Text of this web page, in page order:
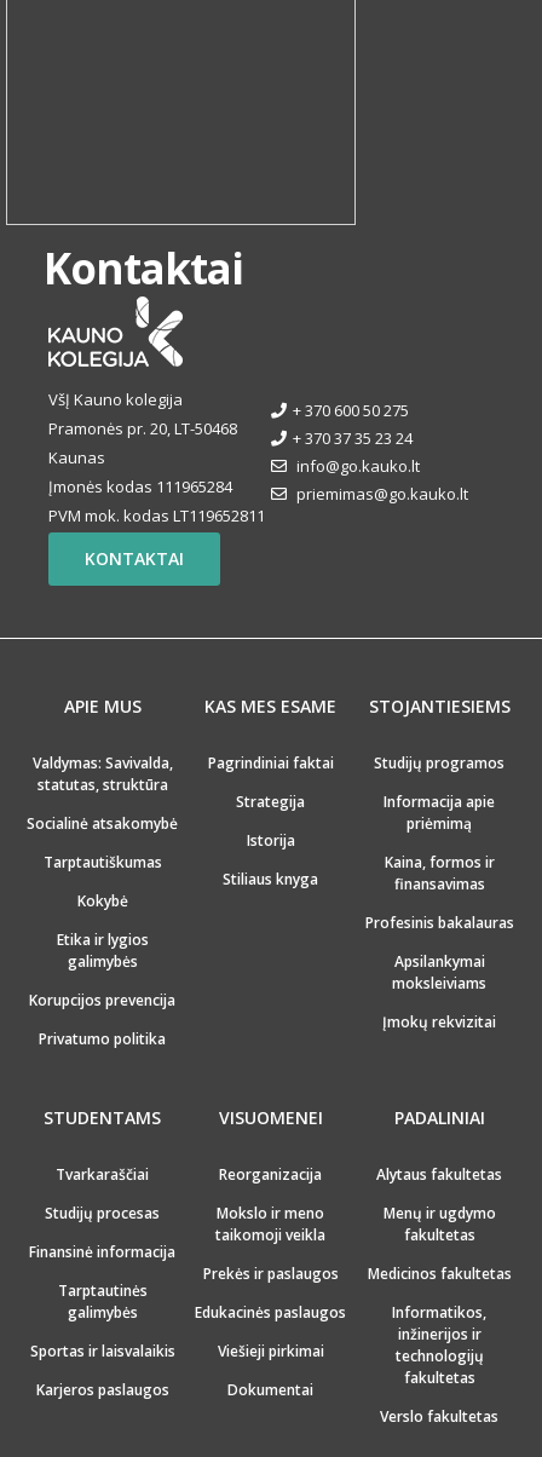
Kontaktai
VšĮ Kauno kolegija
Pramonės pr. 20, LT-50468
Kaunas
Įmonės kodas 111965284
PVM mok. kodas LT119652811
+ 370 600 50 275
+ 370 37 35 23 24
info@go.kauko.lt
priemimas@go.kauko.lt
KONTAKTAI
APIE MUS
Valdymas: Savivalda,
statutas, struktūra
Socialinė atsakomybė
Tarptautiškumas
Kokybė
Etika ir lygios
galimybės
Korupcijos prevencija
Privatumo politika
KAS MES ESAME
Pagrindiniai faktai
Strategija
Istorija
Stiliaus knyga
STOJANTIESIEMS
Studijų programos
Informacija apie
priėmimą
Kaina, formos ir
finansavimas
Profesinis bakalauras
Apsilankymai
moksleiviams
Įmokų rekvizitai
STUDENTAMS
Tvarkaraščiai
Studijų procesas
Finansinė informacija
Tarptautinės
galimybės
Sportas ir laisvalaikis
Karjeros paslaugos
VISUOMENEI
Reorganizacija
Mokslo ir meno
taikomoji veikla
Prekės ir paslaugos
Edukacinės paslaugos
Viešieji pirkimai
Dokumentai
PADALINIAI
Alytaus fakultetas
Menų ir ugdymo
fakultetas
Medicinos fakultetas
Informatikos,
inžinerijos ir
technologijų
fakultetas
Verslo fakultetas